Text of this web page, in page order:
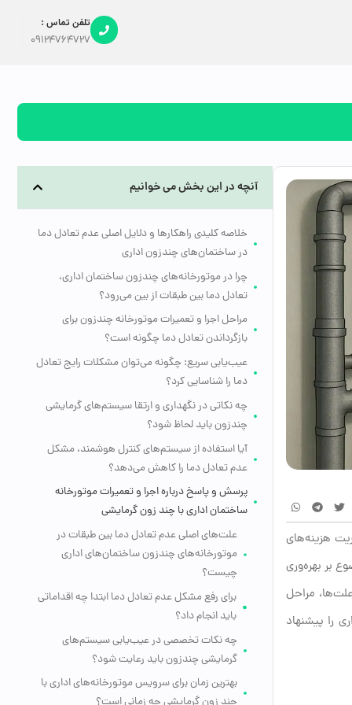
تلفن تماس :
09124764727
هزینه‌های
بر بهره‌وری
مراحل
را پیشنهاد
آنچه در این بخش می خوانیم
خلاصه کلیدی راهکارها و دلایل اصلی عدم تعادل دما
در ساختمان‌های چندزون اداری
چرا در موتورخانه‌های چندزون ساختمان اداری،
تعادل دما بین طبقات از بین می‌رود؟
مراحل اجرا و تعمیرات موتورخانه چندزون برای
بازگرداندن تعادل دما چگونه است؟
عیب‌یابی سریع: چگونه می‌توان مشکلات رایج تعادل
دما را شناسایی کرد؟
چه نکاتی در نگهداری و ارتقا سیستم‌های گرمایشی
چندزون باید لحاظ شود؟
آیا استفاده از سیستم‌های کنترل هوشمند، مشکل
عدم تعادل دما را کاهش می‌دهد؟
پرسش و پاسخ درباره اجرا و تعمیرات موتورخانه
ساختمان اداری با چند زون گرمایشی
علت‌های اصلی عدم تعادل دما بین طبقات در
موتورخانه‌های چندزون ساختمان‌های اداری
چیست؟
برای رفع مشکل عدم تعادل دما ابتدا چه اقداماتی
باید انجام داد؟
چه نکات تخصصی در عیب‌یابی سیستم‌های
گرمایشی چندزون باید رعایت شود؟
بهترین زمان برای سرویس موتورخانه‌های اداری با